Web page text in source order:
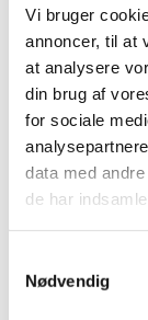
Vi bruger
annoncer, til at
at analysere
din brug af
for sociale
data med
de har
Nødvendig
bæredygtighed.
år
I anledning af
og kaster et blik